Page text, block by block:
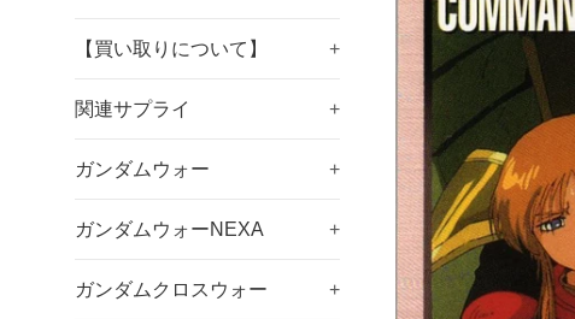
【買い取りについて】 +
関連サプライ +
ガンダムウォー +
ガンダムウォーNEXA +
ガンダムクロスウォー +